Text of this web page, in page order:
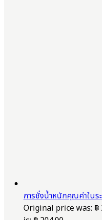
การชั่งน้ำหนักคุณค่าในร
Original price was: ฿